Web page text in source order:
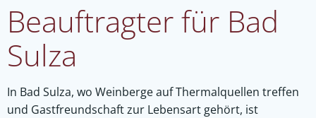
Beauftragter für Bad
Sulza
In Bad Sulza, wo Weinberge auf Thermalquellen treffen
und Gastfreundschaft zur Lebensart gehört, ist